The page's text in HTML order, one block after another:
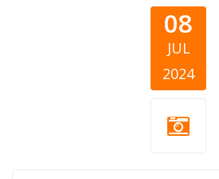
08
JUL
2024